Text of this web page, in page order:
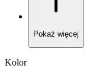
Pokaż więcej
Kolor